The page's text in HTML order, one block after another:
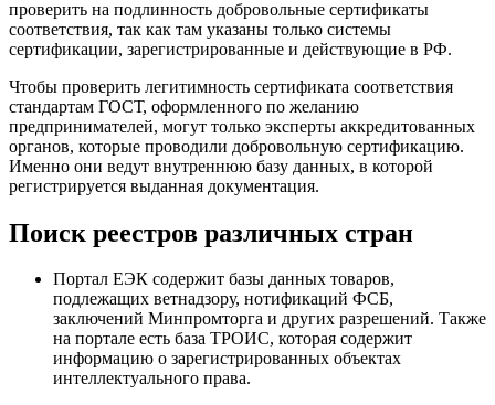
проверить на подлинность добровольные сертификаты
соответствия, так как там указаны только системы
сертификации, зарегистрированные и действующие в РФ.
Чтобы проверить легитимность сертификата соответствия
стандартам ГОСТ, оформленного по желанию
предпринимателей, могут только эксперты аккредитованных
органов, которые проводили добровольную сертификацию.
Именно они ведут внутреннюю базу данных, в которой
регистрируется выданная документация.
Поиск реестров различных стран
Портал ЕЭК содержит базы данных товаров,
подлежащих ветнадзору, нотификаций ФСБ,
заключений Минпромторга и других разрешений. Также
на портале есть база ТРОИС, которая содержит
информацию о зарегистрированных объектах
интеллектуального права.